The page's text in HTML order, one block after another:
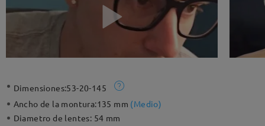
Dimensiones:53-20-145
Ancho de la montura:135 mm (Medio)
Diametro de lentes: 54 mm